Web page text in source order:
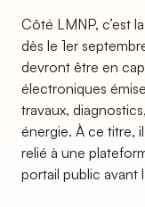
Côté LMNP, c’est
dès le 1er
devront être en
électroniques
travaux,
énergie. À ce titre,
relié à une
portail public avant